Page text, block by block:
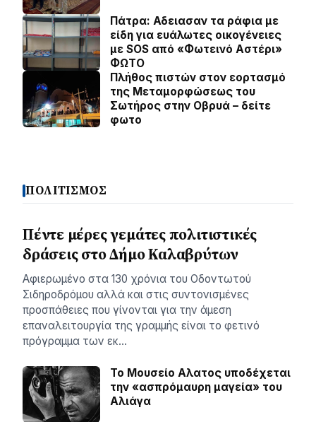
Πάτρα: Αδειασαν τα ράφια με
είδη για ευάλωτες οικογένειες
με SOS από «Φωτεινό Αστέρι»
ΦΩΤΟ
Πλήθος πιστών στον εορτασμό
της Μεταμορφώσεως του
Σωτήρος στην Οβρυά – δείτε
φωτο
ΠΟΛΙΤΙΣΜΟΣ
Πέντε μέρες γεμάτες πολιτιστικές
δράσεις στο Δήμο Καλαβρύτων
Αφιερωμένο στα 130 χρόνια του Οδοντωτού
Σιδηροδρόμου αλλά και στις συντονισμένες
προσπάθειες που γίνονται για την άμεση
επαναλειτουργία της γραμμής είναι το φετινό
πρόγραμμα των εκ…
Το Μουσείο Αλατος υποδέχεται
την «ασπρόμαυρη μαγεία» του
Αλιάγα